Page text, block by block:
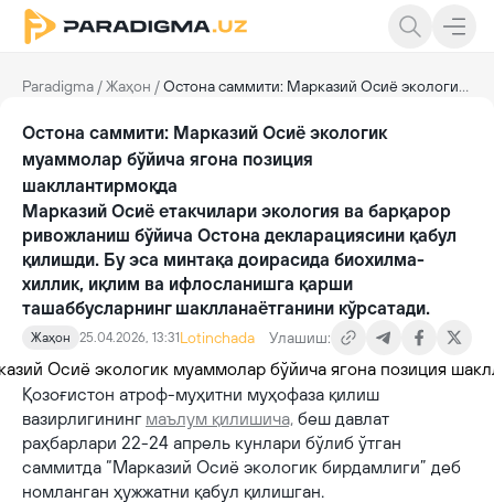
Paradigma /Жаҳон /Остона саммити: Марказий Осиё экологик муаммолар бўйича ягона позиция шакллантирмоқда
Остона саммити: Марказий Осиё экологик
муаммолар бўйича ягона позиция
шакллантирмоқда
Марказий Осиё етакчилари экология ва барқарор
ривожланиш бўйича Остона декларациясини қабул
қилишди. Бу эса минтақа доирасида биохилма-
хиллик, иқлим ва ифлосланишга қарши
ташаббусларнинг шаклланаётганини кўрсатади.
Жаҳон 25.04.2026, 13:31 Lotinchada Улашиш:
Қозоғистон атроф-муҳитни муҳофаза қилиш
вазирлигининг маълум қилишича, беш давлат
раҳбарлари 22-24 апрель кунлари бўлиб ўтган
саммитда “Марказий Осиё экологик бирдамлиги” деб
номланган ҳужжатни қабул қилишган.